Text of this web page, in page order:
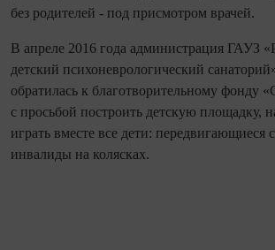
без родителей - под присмотром врачей.
В апреле 2016 года администрация ГАУЗ
детский психоневрологический
обратилась к благотворительному фонду
с просьбой построить детскую площадку,
играть вместе все дети: передвигающиеся
инвалиды на колясках.